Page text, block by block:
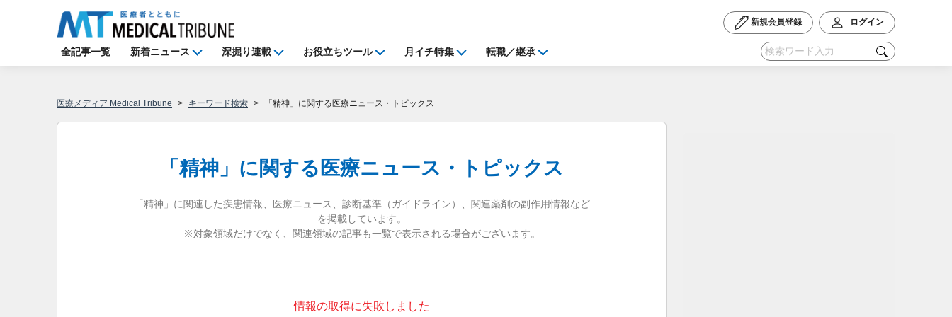
新規会員登録 ログイン
全記事一覧 新着ニュース 深掘り連載 お役立ちツール 月イチ特集 転職／継承
医療メディア Medical Tribune キーワード検索 「精神」に関する医療ニュース・トピックス
「精神」に関する 医療ニュース・トピックス
「精神」に関連した疾患情報、医療ニュース、診断基準（ガイドライン）、関連薬剤の副作用情報など
を掲載しています。
※対象領域だけでなく、関連領域の記事も一覧で表示される場合がございます。
情報の取得に失敗しました